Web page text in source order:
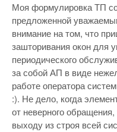
Моя формулировка ТП
предложенной
внимание на том, что
зашторивания окон для
периодического
за собой АП в виде
работе оператора
:). Не дело, когда
от неверного
выходу из строя всей